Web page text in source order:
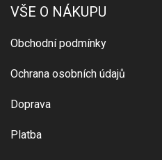
VŠE O NÁKUPU
Obchodní podmínky
Ochrana osobních údajů
Doprava
Platba